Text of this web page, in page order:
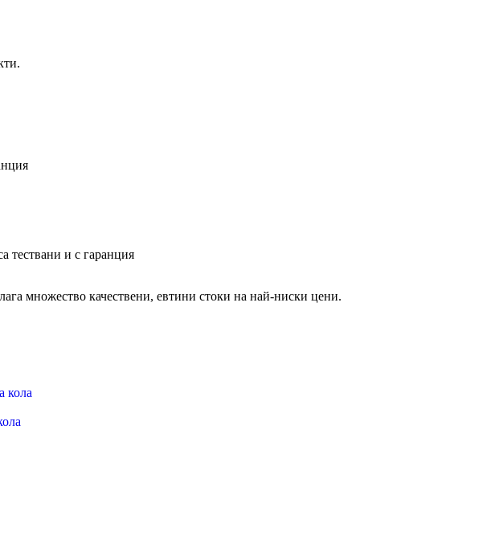
тествани и с гаранция
множество качествени, евтини стоки на най-ниски цени.
кола